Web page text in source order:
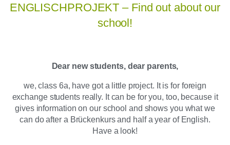
ENGLISCHPROJEKT – Find out about our
school!
Dear new students, dear parents,
we, class 6a, have got a little project. It is for foreign
exchange students really. It can be for you, too, because it
gives information on our school and shows you what we
can do after a Brückenkurs and half a year of English.
Have a look!